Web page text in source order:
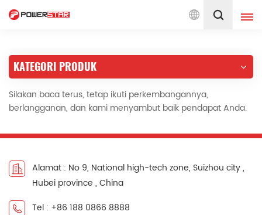
pada Layanan Truk Pemadam Kebakaran Sejak 1990Indonesia
English
Deutsch русский
한국의
KATEGORI PRODUK
Silakan baca terus, tetap ikuti perkembangannya,
berlangganan, dan kami menyambut baik pendapat Anda.
Alamat : No 9, National high-tech zone, Suizhou city ,
Hubei province , China
Tel : +86 188 0866 8888